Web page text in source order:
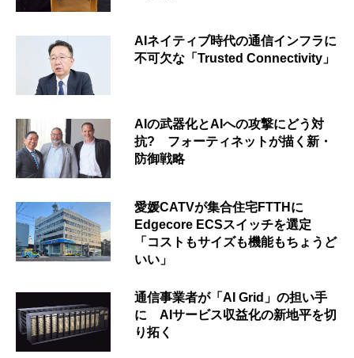
AIネイティブ時代の通信インフラに
不可欠な「Trusted Connectivity」
AIの武器化とAIへの攻撃にどう対
抗? フォーティネットが描く新・
防御戦略
愛媛CATVが集合住宅FTTHに
Edgecore ECSスイッチを選定
「コストもサイズも機能もちょうど
いい」
通信事業者が「AI Grid」の担い手
に AIサービス収益化の新地平を切
り拓く